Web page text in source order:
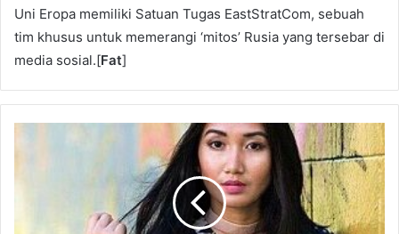
Uni Eropa memiliki Satuan Tugas EastStratCom, sebuah
tim khusus untuk memerangi ‘mitos’ Rusia yang tersebar di
media sosial.[Fat]